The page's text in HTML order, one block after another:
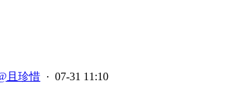
且珍惜 · 07-31 11:10